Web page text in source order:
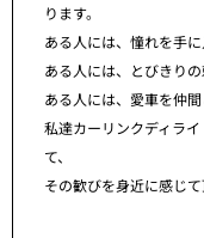
ります。
ある人には、憧れを手に
ある人には、とびきり
ある人には、愛車を仲間
私達カーリンクディラ
て、
その歓びを身近に感じ